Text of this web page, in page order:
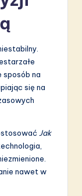
sposób na
się na
Jak
nawet w